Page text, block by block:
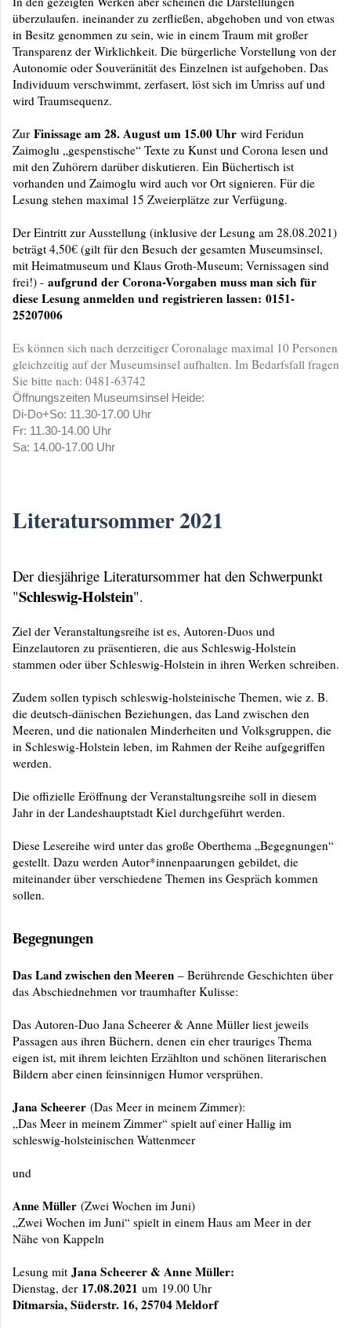
überzulaufen. ineinander zu zerfließen, abgehoben und von etwas
in Besitz genommen zu sein, wie in einem Traum mit großer
Transparenz der Wirklichkeit. Die bürgerliche Vorstellung von der
Autonomie oder Souveränität des Einzelnen ist aufgehoben. Das
Individuum verschwimmt, zerfasert, löst sich im Umriss auf und
wird Traumsequenz.
Zur Finissage am 28. August um 15.00 Uhr wird Feridun
Zaimoglu „gespenstische“ Texte zu Kunst und Corona lesen und
mit den Zuhörern darüber diskutieren. Ein Büchertisch ist
vorhanden und Zaimoglu wird auch vor Ort signieren. Für die
Lesung stehen maximal 15 Zweierplätze zur Verfügung.
Der Eintritt zur Ausstellung (inklusive der Lesung am 28.08.2021)
beträgt 4,50€ (gilt für den Besuch der gesamten Museumsinsel,
mit Heimatmuseum und Klaus Groth-Museum; Vernissagen sind
frei!) - aufgrund der Corona-Vorgaben muss man sich für
diese Lesung anmelden und registrieren lassen: 0151-
25207006
Es können sich nach derzeitiger Coronalage maximal 10 Personen
gleichzeitig auf der Museumsinsel aufhalten. Im Bedarfsfall fragen
Sie bitte nach: 0481-63742
Öffnungszeiten Museumsinsel Heide:
Di-Do+So: 11.30-17.00 Uhr
Fr: 11.30-14.00 Uhr
Sa: 14.00-17.00 Uhr
Literatursommer 2021
Der diesjährige Literatursommer hat den Schwerpunkt
"Schleswig-Holstein".
Ziel der Veranstaltungsreihe ist es, Autoren-Duos und
Einzelautoren zu präsentieren, die aus Schleswig-Holstein
stammen oder über Schleswig-Holstein in ihren Werken schreiben.
Zudem sollen typisch schleswig-holsteinische Themen, wie z. B.
die deutsch-dänischen Beziehungen, das Land zwischen den
Meeren, und die nationalen Minderheiten und Volksgruppen, die
in Schleswig-Holstein leben, im Rahmen der Reihe aufgegriffen
werden.
Die offizielle Eröffnung der Veranstaltungsreihe soll in diesem
Jahr in der Landeshauptstadt Kiel durchgeführt werden.
Diese Lesereihe wird unter das große Oberthema „Begegnungen“
gestellt. Dazu werden Autor*innenpaarungen gebildet, die
miteinander über verschiedene Themen ins Gespräch kommen
sollen.
Begegnungen
Das Land zwischen den Meeren – Berührende Geschichten über
das Abschiednehmen vor traumhafter Kulisse:
Das Autoren-Duo Jana Scheerer & Anne Müller liest jeweils
Passagen aus ihren Büchern, denen ein eher trauriges Thema
eigen ist, mit ihrem leichten Erzählton und schönen literarischen
Bildern aber einen feinsinnigen Humor versprühen.
Jana Scheerer (Das Meer in meinem Zimmer):
„Das Meer in meinem Zimmer“ spielt auf einer Hallig im
schleswig-holsteinischen Wattenmeer
und
Anne Müller (Zwei Wochen im Juni)
„Zwei Wochen im Juni“ spielt in einem Haus am Meer in der
Nähe von Kappeln
Lesung mit Jana Scheerer & Anne Müller:
Dienstag, der 17.08.2021 um 19.00 Uhr
Ditmarsia, Süderstr. 16, 25704 Meldorf